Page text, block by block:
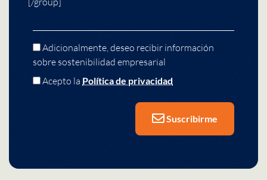
Adicionalmente, deseo recibir información
sobre sostenibilidad empresarial
Acepto la Política de privacidad
Suscribirme